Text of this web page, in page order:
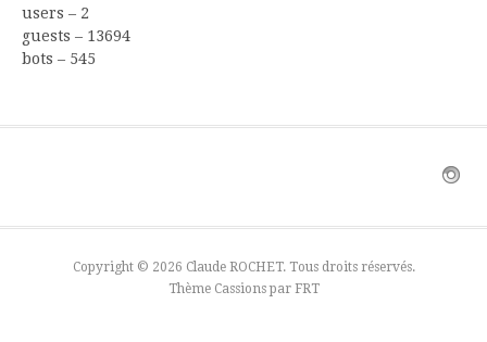
users – 2
guests – 13694
bots – 545
Copyright © 2026 Claude ROCHET. Tous droits réservés.
Thème Cassions par FRT